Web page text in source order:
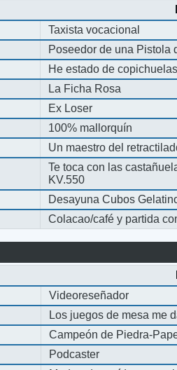
Taxista vocacional
Poseedor de una Pistola
He estado de
La Ficha Rosa
Ex Loser
100% mallorquín
Un maestro del
Te toca con las
KV.550
Desayuna Cubos
Colacao/café y partida
Videoreseñador
Los juegos de mesa me
Campeón de Piedra-
Podcaster